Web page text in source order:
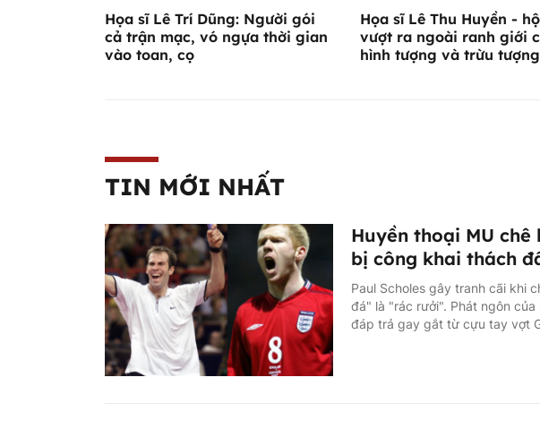
Họa sĩ Lê Trí Dũng: Người gói
cả trận mạc, vó ngựa thời gian
vào toan, cọ
Họa sĩ Lê Thu Huyền -
vượt ra ngoài ranh giới
hình tượng và trừu tượng
TIN MỚI NHẤT
Huyền thoại MU
bị công khai thách
Paul Scholes gây tranh cãi khi
đá" là "rác rưởi". Phát ngôn
đáp trả gay gắt từ cựu tay vợt